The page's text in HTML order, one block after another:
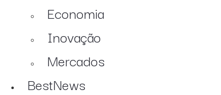
Economia
Inovação
Mercados
BestNews